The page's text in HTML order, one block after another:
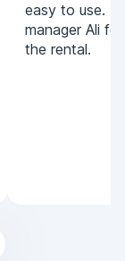
easy to use.
manager Ali
the rental.